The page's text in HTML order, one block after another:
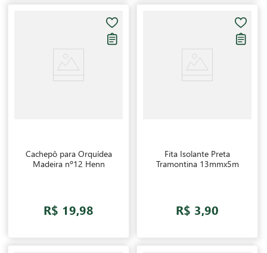
Cachepô para Orquídea
Madeira nº12 Henn
R$ 19,98
Fita Isolante Preta
Tramontina 13mmx5m
R$ 3,90